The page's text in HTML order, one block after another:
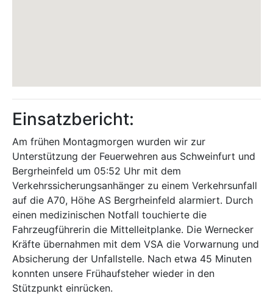
Einsatzbericht:
Am frühen Montagmorgen wurden wir zur
Unterstützung der Feuerwehren aus Schweinfurt und
Bergrheinfeld um 05:52 Uhr mit dem
Verkehrssicherungsanhänger zu einem Verkehrsunfall
auf die A70, Höhe AS Bergrheinfeld alarmiert. Durch
einen medizinischen Notfall touchierte die
Fahrzeugführerin die Mittelleitplanke. Die Wernecker
Kräfte übernahmen mit dem VSA die Vorwarnung und
Absicherung der Unfallstelle. Nach etwa 45 Minuten
konnten unsere Frühaufsteher wieder in den
Stützpunkt einrücken.